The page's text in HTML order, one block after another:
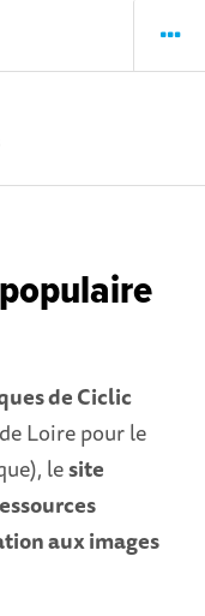
de Ciclic
Loire pour le
lesite
aux images